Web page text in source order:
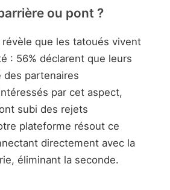
ou pont ?
que les tatoués vivent
: 56% déclarent que leurs
partenaires
par cet aspect,
subi des rejets
plateforme résout ce
directement avec la
éliminant la seconde.